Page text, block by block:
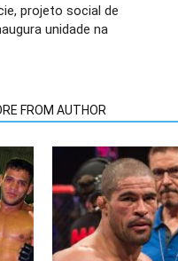
projeto social de
unidade na
FROM AUTHOR